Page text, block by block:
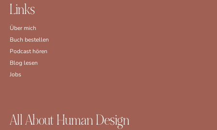
Links
Über mich
Buch bestellen
Podcast hören
Blog lesen
Jobs
All About Human Design